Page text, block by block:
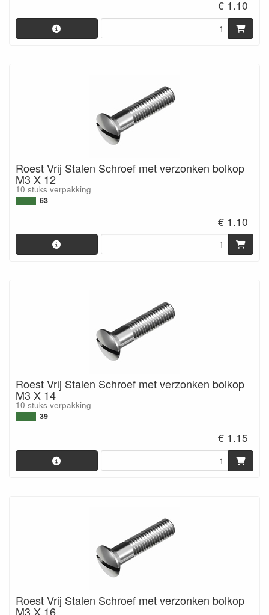
€ 1.10
Roest Vrij Stalen Schroef met verzonken bolkop
M3 X 12
10 stuks verpakking
63
€ 1.10
Roest Vrij Stalen Schroef met verzonken bolkop
M3 X 14
10 stuks verpakking
39
€ 1.15
Roest Vrij Stalen Schroef met verzonken bolkop
M3 X 16